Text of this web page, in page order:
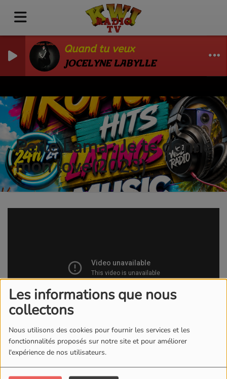
Les informations que nous
collectons
Nous utilisons des cookies pour fournir les services et les
fonctionnalités proposés sur notre site et pour améliorer
l'expérience de nos utilisateurs.
Quand tu veux
JOCELYNE LABYLLE
Perle Lama : Je te donne
mon love(2023)
14 DÉCEMBRE 2023 - 1054 VUES
KWI RADIO/TV